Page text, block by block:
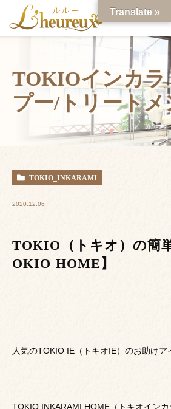
TOKIOインカラ
プー/トリートメ
TOKIO_INKARAMI
2020.12.06
TOKIO（トキオ）の簡
OKIO HOME】
人気のTOKIO IE（トキオIE）のお助けア
TOKIO INKARAMI HOME（トキオイン
Translate »